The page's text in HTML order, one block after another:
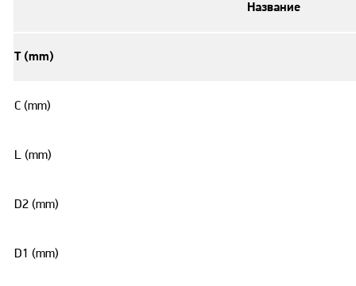
Название
T (mm)
C (mm)
L (mm)
D2 (mm)
D1 (mm)